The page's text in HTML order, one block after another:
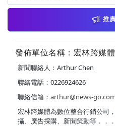
推
發佈單位名稱：宏林跨媒
新聞聯絡人：Arthur Chen
聯絡電話：0226924626
聯絡信箱： arthur@news-go.com
宏林跨媒體為數位整合行銷公司
攝、廣告採購、新聞策動等．．．